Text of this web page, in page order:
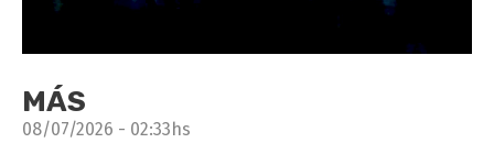
MÁS
08/07/2026 - 02:33hs